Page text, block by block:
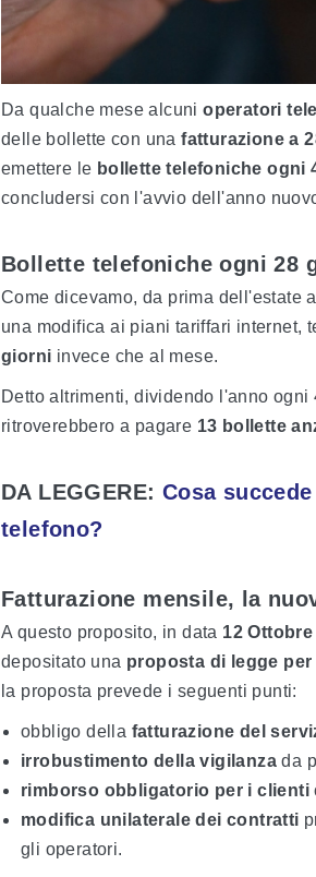
Da qualche mese alcunioperatori
delle bollette con unafatturazione a
emettere le bollette telefoniche ogni
concludersi con l'avvio dell'anno
Bollette telefoniche ogni 28
Come dicevamo, da prima dell'estate
una modifica ai piani tariffari internet,
giorni invece che al mese.
Detto altrimenti, dividendo l'anno
ritroverebbero a pagare 13 bollette
DA LEGGERE: Cosa
telefono?
Fatturazione mensile, la
A questo proposito, in data 12 Ottobre
depositato una proposta di legge
la proposta prevede i seguenti punti:
obbligo della fatturazione del
irrobustimento della vigilanzada
rimborso obbligatorio per i clienti
modifica unilaterale dei contratti
gli operatori.